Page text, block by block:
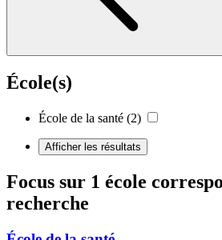
École(s)
École de la santé (2)
Afficher les résultats
Focus sur 1 école
recherche